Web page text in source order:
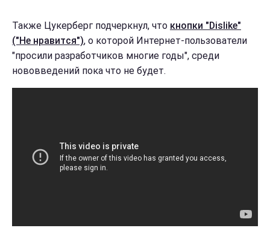
Также Цукерберг подчеркнул, что кнопки "Dislike"
("Не нравится"), о которой Интернет-пользователи
"просили разработчиков многие годы", среди
нововведений пока что не будет.